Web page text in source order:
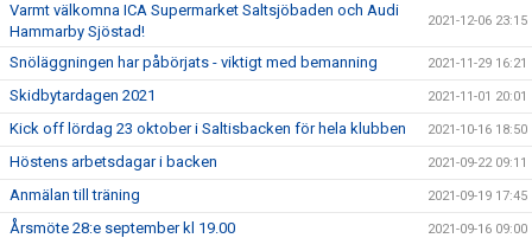
Varmt välkomna ICA Supermarket Saltsjöbaden och Audi
Hammarby Sjöstad!
2021-12-06 23:15
Snöläggningen har påbörjats - viktigt med bemanning 2021-11-29 16:21
Skidbytardagen 2021 2021-11-01 20:01
Kick off lördag 23 oktober i Saltisbacken för hela klubben 2021-10-16 18:50
Höstens arbetsdagar i backen 2021-09-22 09:11
Anmälan till träning 2021-09-19 17:45
Årsmöte 28:e september kl 19.00 2021-09-16 09:00